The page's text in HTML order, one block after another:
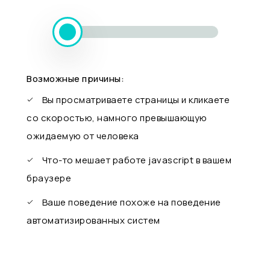
Возможные причины:
Вы просматриваете страницы и кликаете
со скоростью, намного превышающую
ожидаемую от человека
Что-то мешает работе javascript в вашем
браузере
Ваше поведение похоже на поведение
автоматизированных систем